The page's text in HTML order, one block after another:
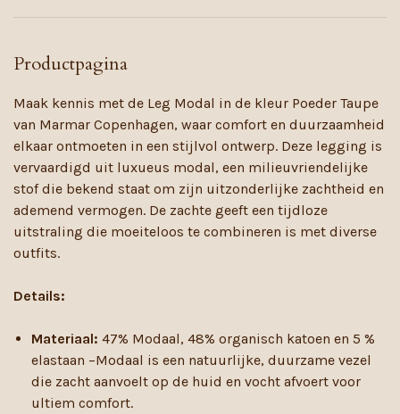
Productpagina
Maak kennis met de Leg Modal in de kleur Poeder Taupe
van Marmar Copenhagen, waar comfort en duurzaamheid
elkaar ontmoeten in een stijlvol ontwerp. Deze legging is
vervaardigd uit luxueus modal, een milieuvriendelijke
stof die bekend staat om zijn uitzonderlijke zachtheid en
ademend vermogen. De zachte geeft een tijdloze
uitstraling die moeiteloos te combineren is met diverse
outfits.
Details:
Materiaal: 47% Modaal, 48% organisch katoen en 5 %
elastaan –Modaal is een natuurlijke, duurzame vezel
die zacht aanvoelt op de huid en vocht afvoert voor
ultiem comfort.